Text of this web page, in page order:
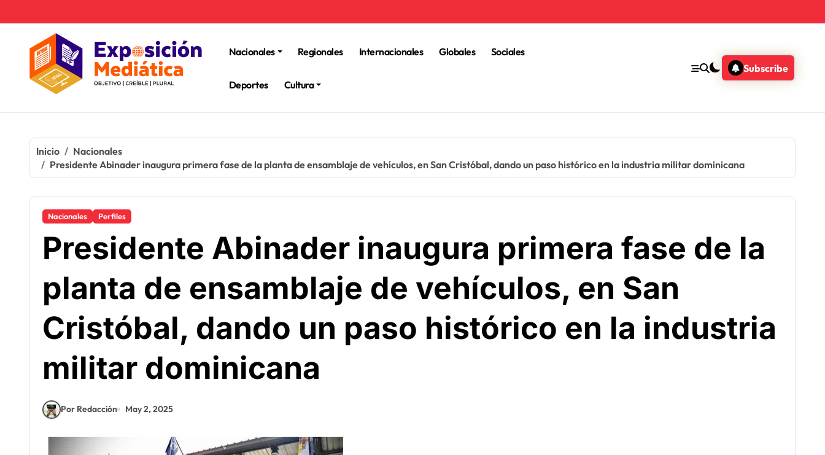
Nacionales
Regionales Internacionales Globales Sociales
Deportes Cultura
Subscribe
Inicio
Nacionales
Presidente Abinader inaugura primera fase de la planta de ensamblaje de vehículos, en San Cristóbal, dando un paso histórico en la industria militar dominicana
Nacionales Perfiles
Presidente Abinader inaugura primera fase de la
planta de ensamblaje de vehículos, en San
Cristóbal, dando un paso histórico en la industria
militar dominicana
Por Redacción May 2, 2025